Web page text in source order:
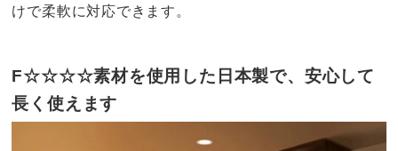
けで柔軟に対応できます。
F☆☆☆☆素材を使用した日本製で、安心して
長く使えます